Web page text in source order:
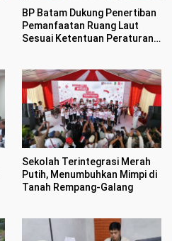
BP Batam Dukung Penertiban
Pemanfaatan Ruang Laut
Sesuai Ketentuan Peraturan
Sekolah Terintegrasi Merah
Putih, Menumbuhkan Mimpi di
Tanah Rempang-Galang